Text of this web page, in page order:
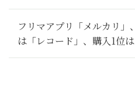
フリマアプリ「メルカリ」
は「レコード」、購入1位